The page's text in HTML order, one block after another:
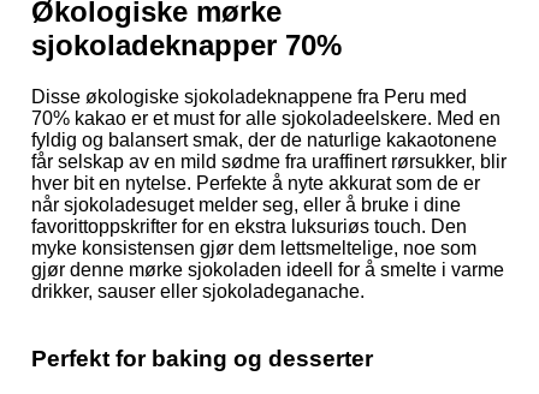
Økologiske mørke
sjokoladeknapper 70%
Disse økologiske sjokoladeknappene fra Peru med
70% kakao er et must for alle sjokoladeelskere. Med en
fyldig og balansert smak, der de naturlige kakaotonene
får selskap av en mild sødme fra uraffinert rørsukker, blir
hver bit en nytelse. Perfekte å nyte akkurat som de er
når sjokoladesuget melder seg, eller å bruke i dine
favorittoppskrifter for en ekstra luksuriøs touch. Den
myke konsistensen gjør dem lettsmeltelige, noe som
gjør denne mørke sjokoladen ideell for å smelte i varme
drikker, sauser eller sjokoladeganache.
Perfekt for baking og desserter